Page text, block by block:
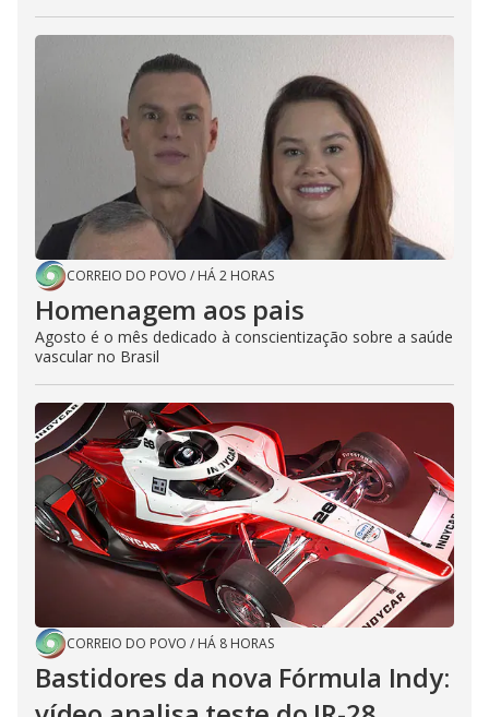
CORREIO DO POVO / HÁ 2 HORAS
Homenagem aos pais
Agosto é o mês dedicado à conscientização sobre a saúde
vascular no Brasil
CORREIO DO POVO / HÁ 8 HORAS
Bastidores da nova Fórmula Indy: